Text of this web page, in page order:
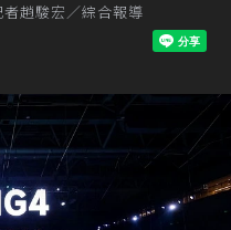
趙駿宏／綜合報導